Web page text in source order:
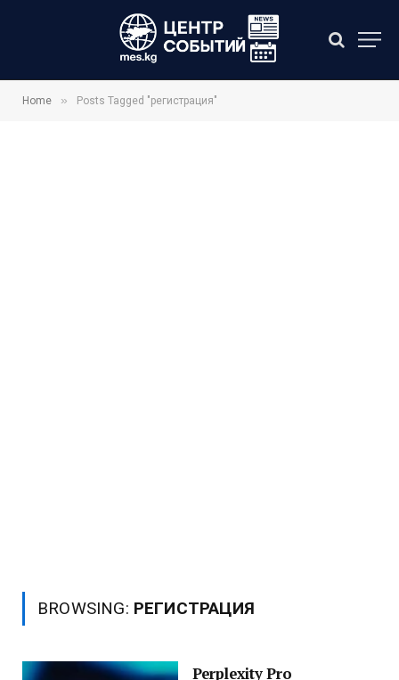
Home » Posts Tagged "регистрация"
BROWSING: РЕГИСТРАЦИЯ
Perplexity Pro